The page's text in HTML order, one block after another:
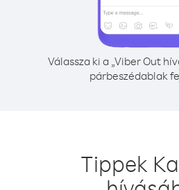
Válassza ki a „Viber Out
párbeszédablak
Tippek